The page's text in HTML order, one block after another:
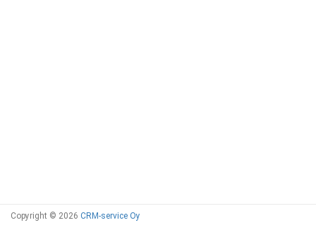
Copyright © 2026 CRM-service Oy